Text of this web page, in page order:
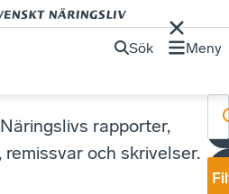
Sök Meny
rapporter,
och skrivelser.